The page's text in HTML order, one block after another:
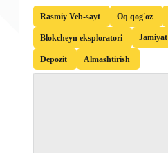
Rasmiy Veb-sayt Oq qog'oz
Blokcheyn eksploratori Jamiyat
Depozit Almashtirish